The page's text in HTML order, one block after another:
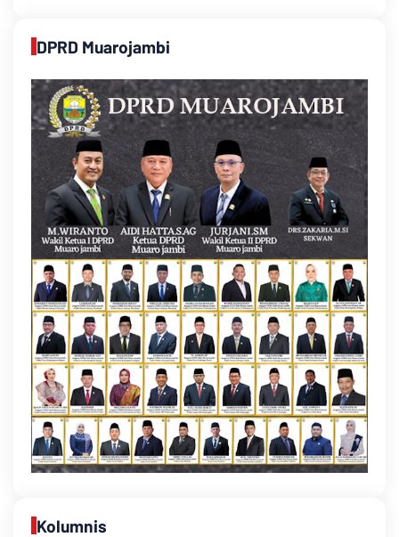
DPRD Muarojambi
Kolumnis